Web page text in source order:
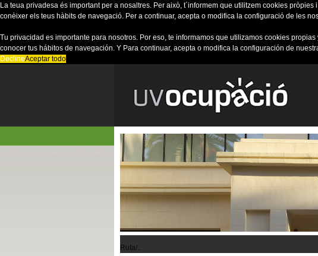
La teua privadesa és important per a nosaltres. Per això, t´informem que utilitzem cookies
conèixer els teus hàbits de navegació. Per a continuar, acepta o modifica la configuració de les
Tu privacidad es importante para nosotros. Por eso, te informamos que utilizamos cookies
conocer tus hábitos de navegación. Y Para continuar, acepta o modifica la configuración de
DeclineAceptar todo
Ruta/..